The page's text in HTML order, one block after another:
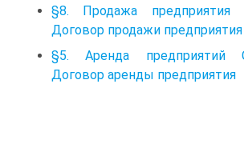
§8. Продажа предприятия
Договор продажи предприятия
§5. Аренда предприятий
Договор аренды предприятия